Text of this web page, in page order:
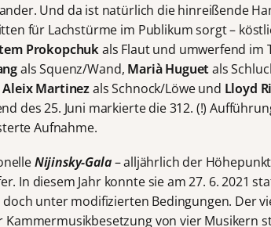
Und da ist natürlich die hinreißende
für Lachstürme im Publikum sorgt –
Prokopchukals Flaut und umwerfend im
als Squenz/Wand, Marià Huguetals
Aleix Martinezals Schnock/Löwe und Lloyd
des 25. Juni markierte die 312. (!)
Aufnahme.
Nijinsky-Gala– alljährlich der
In diesem Jahr konnte sie am 27. 6. 2021
unter modifizierten Bedingungen. Der
Kammermusikbesetzung von vier Musikern